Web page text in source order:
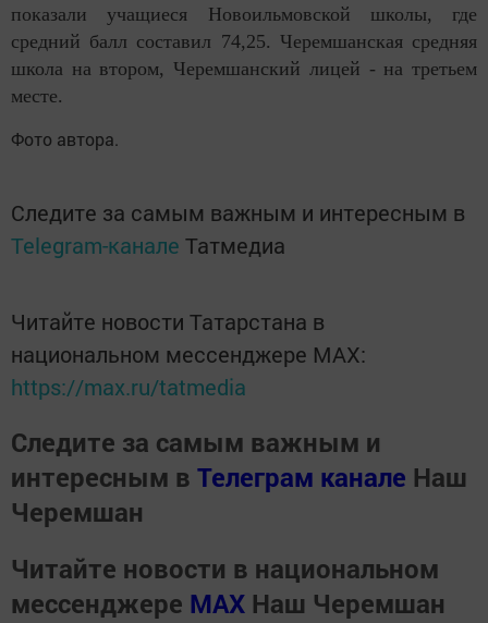
показали учащиеся Новоильмовской школы, где
средний балл составил 74,25. Черемшанская средняя
школа на втором, Черемшанский лицей - на третьем
месте.
Фото автора.
Следите за самым важным и интересным в
Telegram-канале Татмедиа
Читайте новости Татарстана в
национальном мессенджере MАХ:
https://max.ru/tatmedia
Следите за самым важным и
интересным в Телеграм канале Наш
Черемшан
Читайте новости в национальном
мессенджере MАХ Наш Черемшан